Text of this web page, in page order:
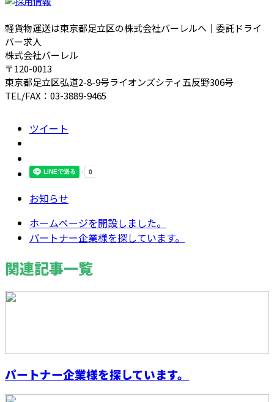
軽貨物運送は東京都足立区の株式会社バーレルへ｜委託ドライ
バー求人
株式会社バーレル
〒120-0013
東京都足立区弘道2-8-9号ライオンズシティ五反野306号
TEL/FAX：03-3889-9465
ツイート
お知らせ
ホームページを開設しました。
パートナー企業様を探しています。
関連記事一覧
パートナー企業様を探しています。